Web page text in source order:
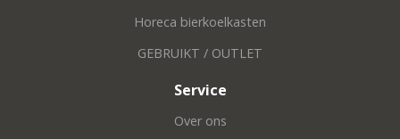
Horeca bierkoelkasten
GEBRUIKT / OUTLET
Service
Over ons